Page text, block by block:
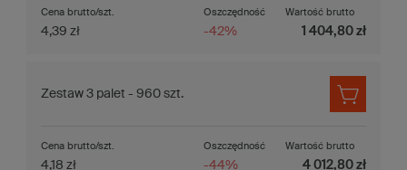
Oszczędność
-42%
Cena brutto/szt.
4,39 zł
Wartość brutto
1 404,80 zł
Zestaw 3 palet - 960 szt.
Oszczędność
-44%
Cena brutto/szt.
4,18 zł
Wartość brutto
4 012,80 zł